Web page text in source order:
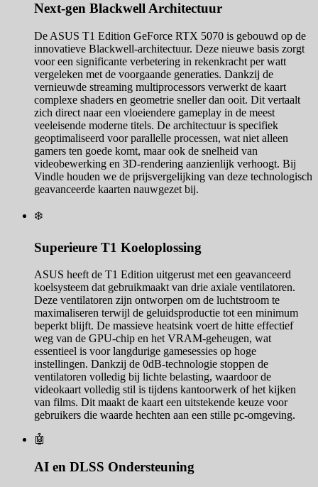
Next-gen Blackwell Architectuur
De ASUS T1 Edition GeForce RTX 5070 is gebouwd op de
innovatieve Blackwell-architectuur. Deze nieuwe basis zorgt
voor een significante verbetering in rekenkracht per watt
vergeleken met de voorgaande generaties. Dankzij de
vernieuwde streaming multiprocessors verwerkt de kaart
complexe shaders en geometrie sneller dan ooit. Dit vertaalt
zich direct naar een vloeiendere gameplay in de meest
veeleisende moderne titels. De architectuur is specifiek
geoptimaliseerd voor parallelle processen, wat niet alleen
gamers ten goede komt, maar ook de snelheid van
videobewerking en 3D-rendering aanzienlijk verhoogt. Bij
Vindle houden we de prijsvergelijking van deze technologisch
geavanceerde kaarten nauwgezet bij.
❄️
Superieure T1 Koeloplossing
ASUS heeft de T1 Edition uitgerust met een geavanceerd
koelsysteem dat gebruikmaakt van drie axiale ventilatoren.
Deze ventilatoren zijn ontworpen om de luchtstroom te
maximaliseren terwijl de geluidsproductie tot een minimum
beperkt blijft. De massieve heatsink voert de hitte effectief
weg van de GPU-chip en het VRAM-geheugen, wat
essentieel is voor langdurige gamesessies op hoge
instellingen. Dankzij de 0dB-technologie stoppen de
ventilatoren volledig bij lichte belasting, waardoor de
videokaart volledig stil is tijdens kantoorwerk of het kijken
van films. Dit maakt de kaart een uitstekende keuze voor
gebruikers die waarde hechten aan een stille pc-omgeving.
🤖
AI en DLSS Ondersteuning